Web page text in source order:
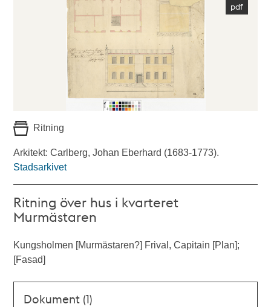
Ritning
Arkitekt: Carlberg, Johan Eberhard (1683-1773).
Stadsarkivet
Ritning över hus i kvarteret
Murmästaren
Kungsholmen [Murmästaren?] Frival, Capitain [Plan];
[Fasad]
Dokument (1)